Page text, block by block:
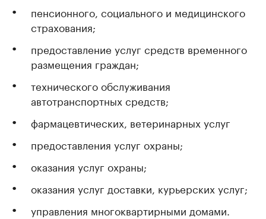
пенсионного, социального и медицинского
страхования;
предоставление услуг средств временного
размещения граждан;
технического обслуживания
автотранспортных средств;
фармацевтических, ветеринарных услуг
предоставления услуг охраны;
оказания услуг охраны;
оказания услуг доставки, курьерских услуг;
управления многоквартирными домами.